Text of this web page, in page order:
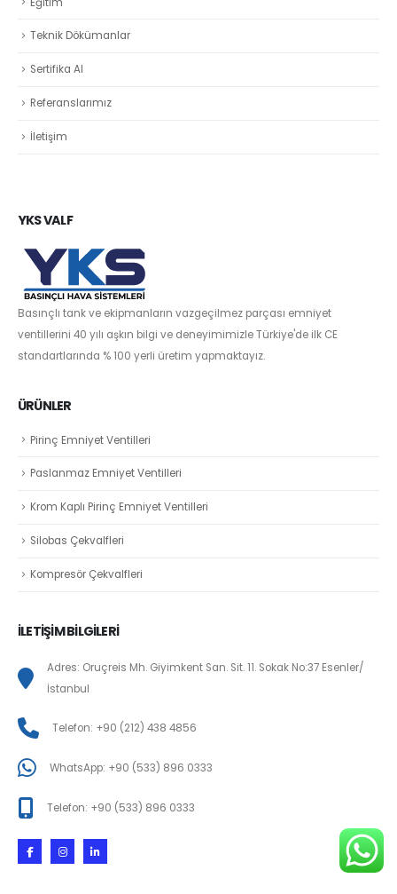
Teknik Dökümanlar
Sertifika Al
Referanslarımız
İletişim
YKS VALF
Basınçlı tank ve ekipmanların vazgeçilmez parçası emniyet
ventillerini 40 yılı aşkın bilgi ve deneyimimizle Türkiye'de ilk CE
standartlarında % 100 yerli üretim yapmaktayız.
ÜRÜNLER
Pirinç Emniyet Ventilleri
Paslanmaz Emniyet Ventilleri
Krom Kaplı Pirinç Emniyet Ventilleri
Silobas Çekvalfleri
Kompresör Çekvalfleri
İLETİŞİM BİLGİLERİ
Adres: Oruçreis Mh. Giyimkent San. Sit. 11. Sokak No:37 Esenler/
İstanbul
Telefon: +90 (212) 438 4856
WhatsApp: +90 (533) 896 0333
Telefon: +90 (533) 896 0333